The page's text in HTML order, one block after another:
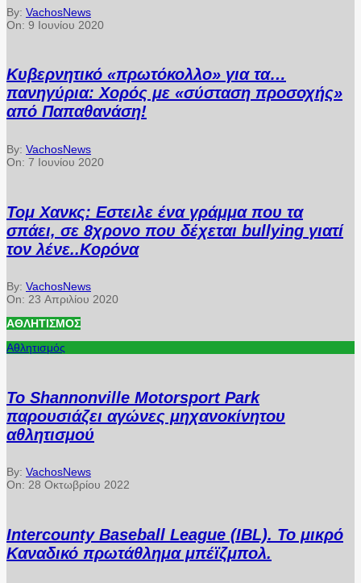
By: VachosNews
On: 9 Ιουνίου 2020
Κυβερνητικό «πρωτόκολλο» για τα…
πανηγύρια: Χορός με «σύσταση προσοχής»
από Παπαθανάση!
By: VachosNews
On: 7 Ιουνίου 2020
Τομ Χανκς: Εστειλε ένα γράμμα που τα
σπάει, σε 8χρονο που δέχεται bullying γιατί
τον λένε..Κορόνα
By: VachosNews
On: 23 Απριλίου 2020
ΑΘΛΗΤΙΣΜΌΣ
Αθλητισμός
Το Shannonville Motorsport Park
παρουσιάζει αγώνες μηχανοκίνητου
αθλητισμού
By: VachosNews
On: 28 Οκτωβρίου 2022
Intercounty Baseball League (IBL). Το μικρό
Καναδικό πρωτάθλημα μπέϊζμπολ.